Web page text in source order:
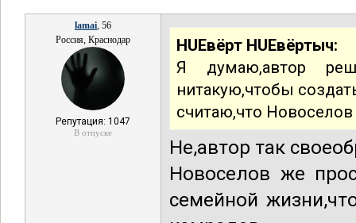
lamai, 56
Россия, Краснодар
Репутация: 1047
В отпуске
HUEвёрт HUEвёртыч:
Я думаю,автор
нитакую,чтобы
считаю,что
Не,автор так
Новоселов же
семейной